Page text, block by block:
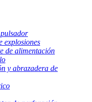
explosiones
de alimentación
y abrazadera de